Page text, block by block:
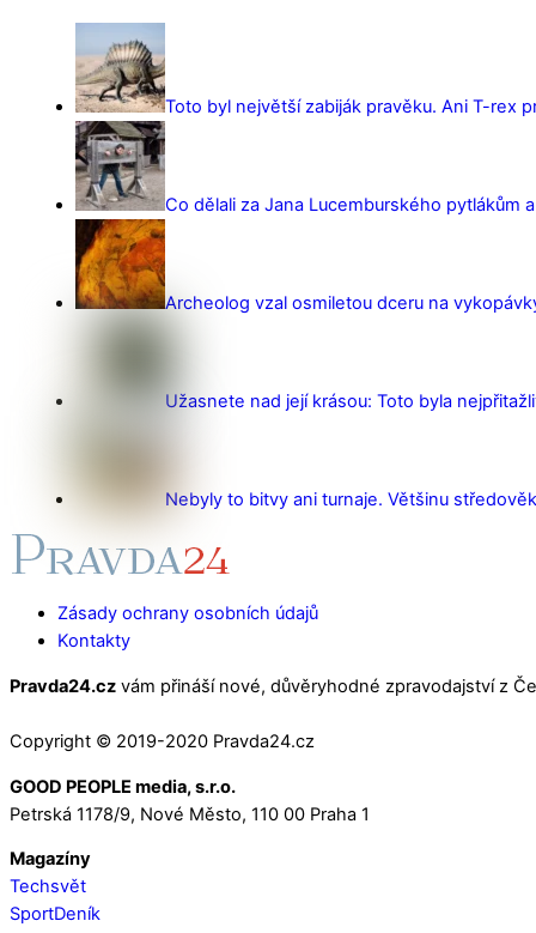
Toto byl největší zabiják pravěku. Ani T-rex
Co dělali za Jana Lucemburského pytlákům
Archeolog vzal osmiletou dceru na
Užasnete nad její krásou: Toto byla
Nebyly to bitvy ani turnaje. Většinu
Zásady ochrany osobních údajů
Kontakty
Pravda24.cz vám přináší nové, důvěryhodné zpravodajství z
Copyright © 2019-2020 Pravda24.cz
GOOD PEOPLE media, s.r.o.
Petrská 1178/9, Nové Město, 110 00 Praha 1
Magazíny
Techsvět
SportDeník